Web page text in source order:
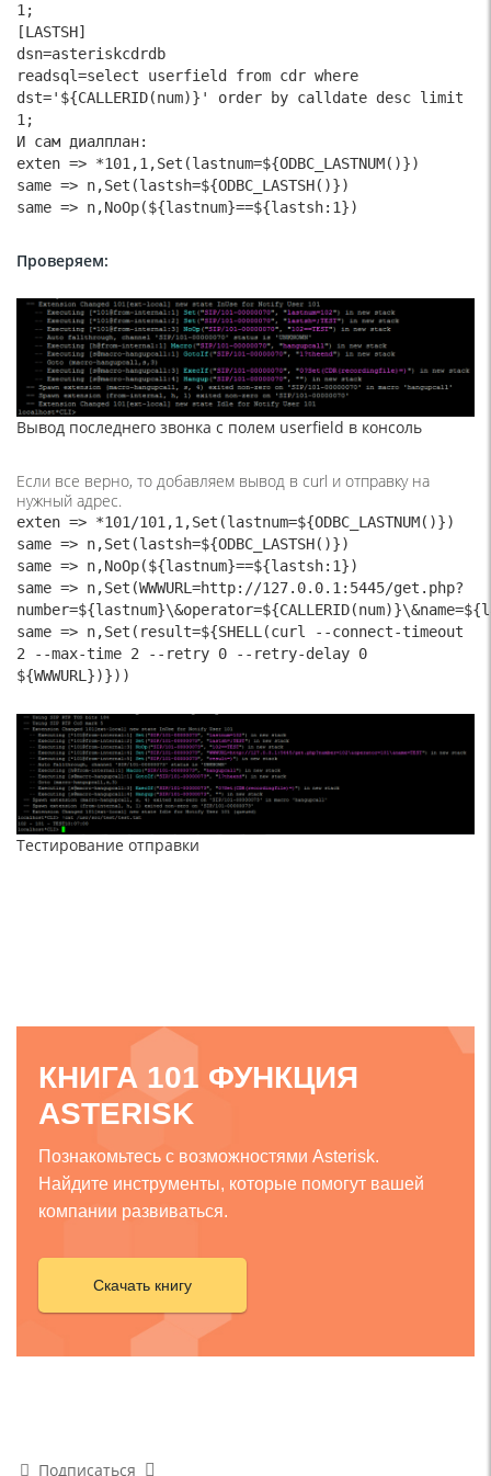
1;
[LASTSH]
dsn=asteriskcdrdb
readsql=select userfield from cdr where
dst='${CALLERID(num)}' order by calldate desc limit
1;
И сам диалплан:
exten => *101,1,Set(lastnum=${ODBC_LASTNUM()})
same => n,Set(lastsh=${ODBC_LASTSH()})
same => n,NoOp(${lastnum}==${lastsh:1})
Проверяем:
Вывод последнего звонка с полем userfield в консоль
Если все верно, то добавляем вывод в curl и отправку на
нужный адрес.
exten => *101/101,1,Set(lastnum=${ODBC_LASTNUM()})
same => n,Set(lastsh=${ODBC_LASTSH()})
same => n,NoOp(${lastnum}==${lastsh:1})
same => n,Set(WWWURL=http://127.0.0.1:5445/get.php?
same => n,Set(result=${SHELL(curl --connect-timeout
2 --max-time 2 --retry 0 --retry-delay 0
${WWWURL})}))
Тестирование отправки
КНИГА 101 ФУНКЦИЯ
ASTERISK
Познакомьтесь с возможностями Asterisk.
Найдите инструменты, которые помогут вашей
компании развиваться.
Скачать книгу
Подписаться